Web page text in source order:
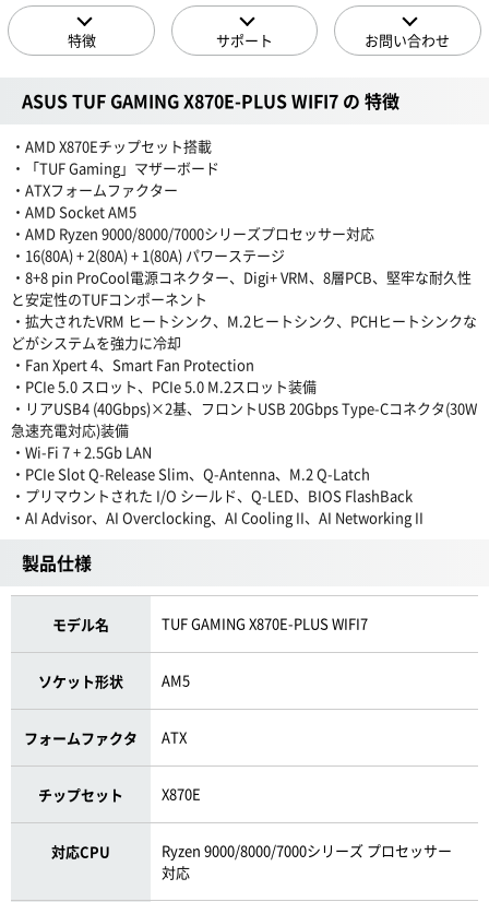
特徴 サポート お問い合わせ
ASUS TUF GAMING X870E-PLUS WIFI7 の 特徴
・AMD X870Eチップセット搭載
・「TUF Gaming」マザーボード
・ATXフォームファクター
・AMD Socket AM5
・AMD Ryzen 9000/8000/7000シリーズプロセッサー対応
・16(80A) + 2(80A) + 1(80A) パワーステージ
・8+8 pin ProCool電源コネクター、Digi+ VRM、8層PCB、堅牢な耐久性
と安定性のTUFコンポーネント
・拡大されたVRM ヒートシンク、M.2ヒートシンク、PCHヒートシンクな
どがシステムを強力に冷却
・Fan Xpert 4、Smart Fan Protection
・PCIe 5.0 スロット、PCIe 5.0 M.2スロット装備
・リアUSB4 (40Gbps)×2基、フロントUSB 20Gbps Type-Cコネクタ(30W
急速充電対応)装備
・Wi-Fi 7 + 2.5Gb LAN
・PCIe Slot Q-Release Slim、Q-Antenna、M.2 Q-Latch
・プリマウントされた I/O シールド、Q-LED、BIOS FlashBack
・AI Advisor、AI Overclocking、AI Cooling II、AI Networking II
製品仕様
モデル名 TUF GAMING X870E-PLUS WIFI7
ソケット形状 AM5
フォームファクタ ATX
チップセット X870E
対応CPU
Ryzen 9000/8000/7000シリーズ プロセッサー
対応